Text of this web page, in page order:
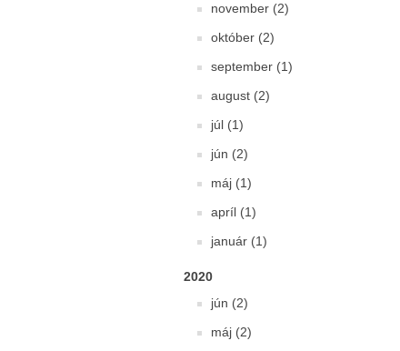
november (2)
október (2)
september (1)
august (2)
júl (1)
jún (2)
máj (1)
apríl (1)
január (1)
2020
jún (2)
máj (2)